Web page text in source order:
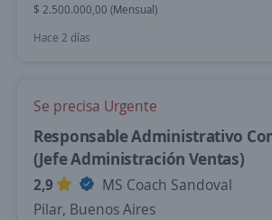
$ 2.500.000,00 (Mensual)
Hace 2 días
Se precisa Urgente
Responsable Administrativo
(Jefe Administración Ventas)
2,9
MS Coach Sandoval
Pilar, Buenos Aires